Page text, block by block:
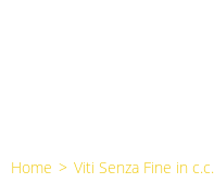
Home > Viti Senza Fine in c.c.